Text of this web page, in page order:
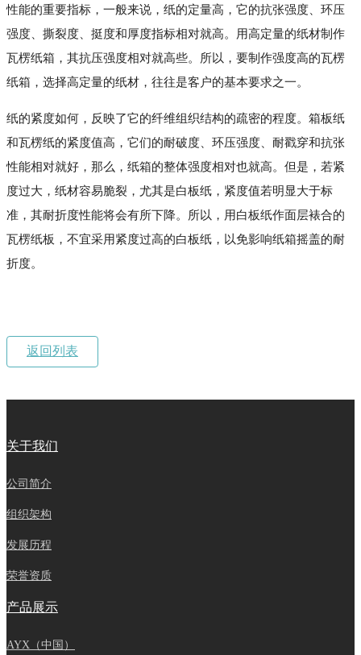
性能的重要指标，一般来说，纸的定量高，它的抗张强度、环压
强度、撕裂度、挺度和厚度指标相对就高。用高定量的纸材制作
瓦楞纸箱，其抗压强度相对就高些。所以，要制作强度高的瓦楞
纸箱，选择高定量的纸材，往往是客户的基本要求之一。
纸的紧度如何，反映了它的纤维组织结构的疏密的程度。箱板纸
和瓦楞纸的紧度值高，它们的耐破度、环压强度、耐戳穿和抗张
性能相对就好，那么，纸箱的整体强度相对也就高。但是，若紧
度过大，纸材容易脆裂，尤其是白板纸，紧度值若明显大于标
准，其耐折度性能将会有所下降。所以，用白板纸作面层裱合的
瓦楞纸板，不宜采用紧度过高的白板纸，以免影响纸箱摇盖的耐
折度。
返回列表
关于我们
公司简介
组织架构
发展历程
荣誉资质
产品展示
AYX（中国）